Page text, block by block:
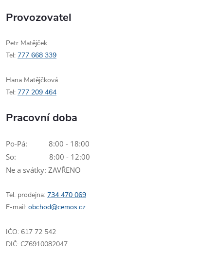
Provozovatel
Petr Matějček
Tel: 777 668 339
Hana Matějčková
Tel: 777 209 464
Pracovní doba
Po-Pá: 8:00 - 18:00
So: 8:00 - 12:00
Ne a svátky: ZAVŘENO
Tel. prodejna: 734 470 069
E-mail: obchod@cemos.cz
IČO: 617 72 542
DIČ: CZ6910082047